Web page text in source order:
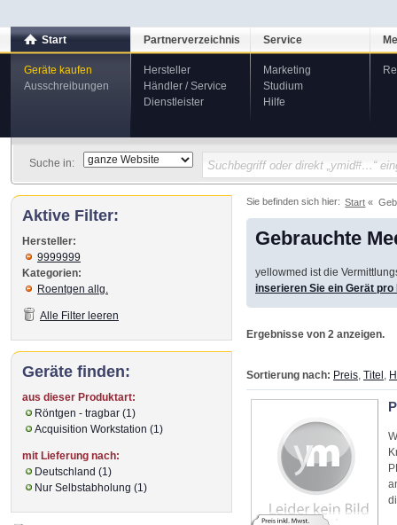
Start
Geräte kaufen
Ausschreibungen
Partnerverzeichnis
Hersteller
Händler / Service
Dienstleister
Service
Marketing
Studium
Hilfe
Suche in:
Sie befinden sich hier: Start
Gebrauchte
yellowmed ist die
inserieren Sie ein Gerät
Ergebnisse von 2 anzeigen.
Sortierung nach: Preis Titel
Aktive Filter:
Hersteller:
9999999
Kategorien:
Roentgen allg.
Alle Filter leeren
Geräte finden:
aus dieser Produktart:
Röntgen - tragbar (1)
Acquisition Workstation (1)
mit Lieferung nach:
Deutschland (1)
Nur Selbstabholung (1)